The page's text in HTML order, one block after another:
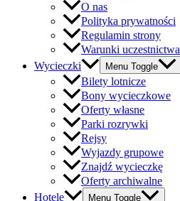
O nas
Polityka prywatności
Regulamin strony
Warunki uczestnictwa
Wycieczki
Menu Toggle
Bilety lotnicze
Bony wycieczkowe
Oferty własne
Parki rozrywki
Rejsy
Wyjazdy grupowe
Znajdź wycieczkę
Oferty archiwalne
Hotele
Menu Toggle